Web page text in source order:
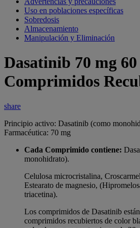
Uso en poblaciones específicas
Sobredosis
Almacenamiento
Manipulación y Eliminación
Dasatinib 70 mg 60
Comprimidos
share
Principio activo: Dasatinib (como
Farmacéutica: 70 mg
Cada Comprimido contiene:
monohidrato).
Celulosa microcristalina,
Estearato de magnesio,
triacetina).
Los comprimidos de Dasatinib
comprimidos recubiertos de color